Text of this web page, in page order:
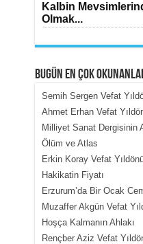
Kalbin
Olmak...
MEHMET ÇOBAN
İçerdeki Put
BUGÜN EN ÇOK
Semih Sergen Vefat
Ahmet Erhan Vefat
Milliyet Sanat Dergisinin
Ölüm ve Atlas
Erkin Koray Vefat
Hakikatin Fiyatı
Erzurum’da Bir Ocak
Muzaffer Akgün Vefat
Hoşça Kalmanın Ahlakı
Rençber Aziz Vefat